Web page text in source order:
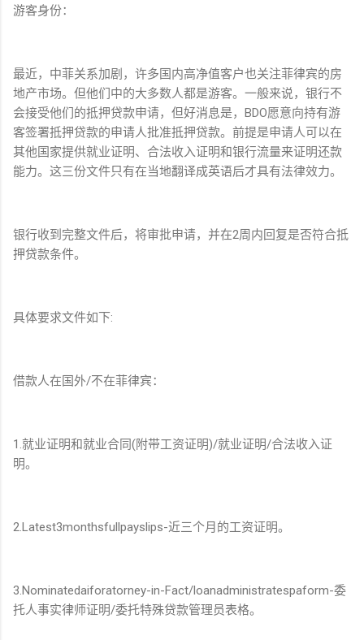
游客身份：
最近，中菲关系加剧，许多国内高净值客户也关注菲律宾的房
地产市场。但他们中的大多数人都是游客。一般来说，银行不
会接受他们的抵押贷款申请，但好消息是，BDO愿意向持有游
客签署抵押贷款的申请人批准抵押贷款。前提是申请人可以在
其他国家提供就业证明、合法收入证明和银行流量来证明还款
能力。这三份文件只有在当地翻译成英语后才具有法律效力。
银行收到完整文件后，将审批申请，并在2周内回复是否符合抵
押贷款条件。
具体要求文件如下:
借款人在国外/不在菲律宾：
1.就业证明和就业合同(附带工资证明)/就业证明/合法收入证
明。
2.Latest3monthsfullpayslips-近三个月的工资证明。
3.Nominatedaiforatorney-in-Fact/loanadministratespaform-委
托人事实律师证明/委托特殊贷款管理员表格。